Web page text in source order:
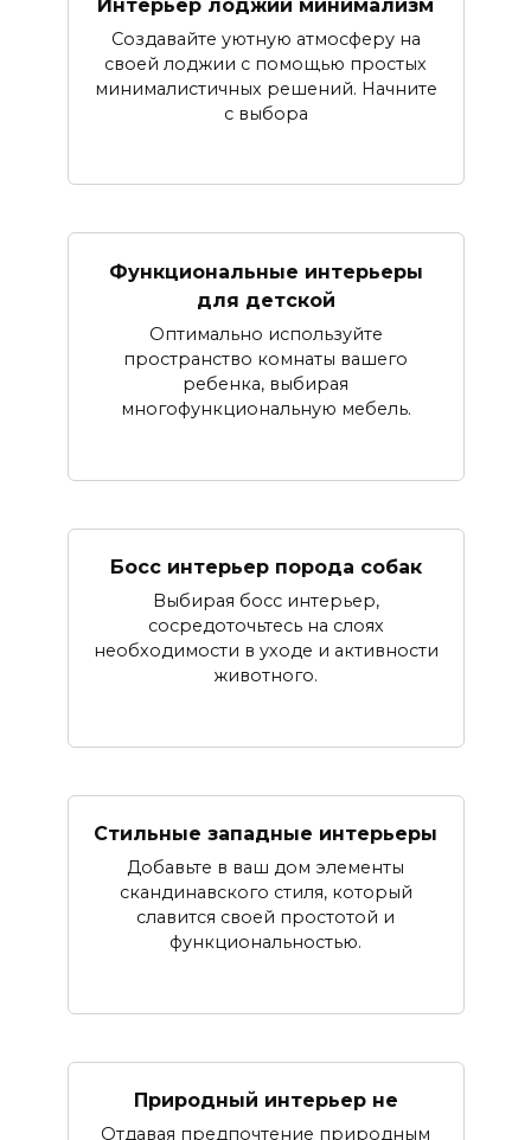
Создавайте уютную атмосферу на
своей лоджии с помощью простых
минималистичных решений. Начните
с выбора
Функциональные интерьеры
для детской
Оптимально используйте
пространство комнаты вашего
ребенка, выбирая
многофункциональную мебель.
Босс интерьер порода собак
Выбирая босс интерьер,
сосредоточьтесь на слоях
необходимости в уходе и активности
животного.
Стильные западные интерьеры
Добавьте в ваш дом элементы
скандинавского стиля, который
славится своей простотой и
функциональностью.
Природный интерьер не
Отдавая предпочтение природным